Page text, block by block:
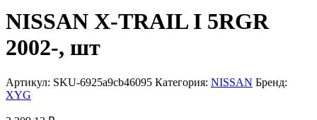
NISSAN X-TRAIL I 5RGR
2002-, шт
Артикул: SKU-6925a9cb46095 Категория: NISSAN Бренд:
XYG